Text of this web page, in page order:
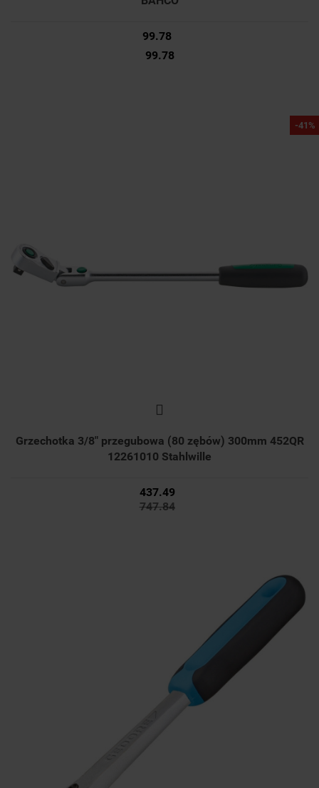
99.78
99.78
Grzechotka 3/8" przegubowa (80 zębów) 300mm 452QR
12261010 Stahlwille
747.84
-41%
437.49